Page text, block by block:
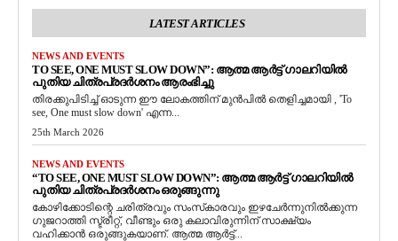
LATEST ARTICLES
NEWS AND EVENTS
TO SEE, ONE MUST SLOW DOWN”: ആത്മ ആർട്ട് ഗാലറിയിൽ
പുതിയ ചിത്രപ്രദർശനം ആരംഭിച്ചു
തിരക്കുപിടിച്ച് ഓടുന്ന ഈ ലോകത്തിന് മുൻപിൽ തെളിച്ചമായി , 'To
see, One must slow down' എന്ന...
25th March 2026
NEWS AND EVENTS
“TO SEE, ONE MUST SLOW DOWN”: ആത്മ ആർട്ട് ഗാലറിയിൽ
പുതിയ ചിത്രപ്രദർശനം ഒരുങ്ങുന്നു
കോഴിക്കോടിന്റെ ചരിത്രവും സംസ്‌കാരവും ഇഴചേർന്നുനിൽക്കുന്ന
ഗുജറാത്തി സ്ട്രീറ്റ്, വീണ്ടും ഒരു കലാവിരുന്നിന് സാക്ഷ്യം
വഹിക്കാൻ ഒരുങ്ങുകയാണ്. ആത്മ ആർട്ട്...